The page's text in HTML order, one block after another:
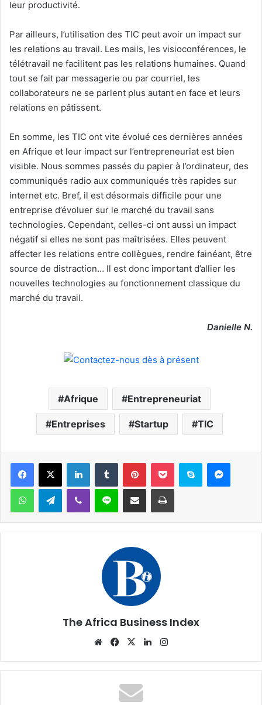
leur productivité.
Par ailleurs, l’utilisation des TIC peut avoir un impact sur
les relations au travail. Les mails, les visioconférences, le
télétravail ne facilitent pas les relations humaines. Quand
tout se fait par messagerie ou par courriel, les
collaborateurs ne se parlent plus autant en face et leurs
relations en pâtissent.
En somme, les TIC ont vite évolué ces dernières années
en Afrique et leur impact sur l’entrepreneuriat est bien
visible. Nous sommes passés du papier à l’ordinateur, des
communiqués radio aux communiqués très rapides sur
internet etc. Bref, il est désormais difficile pour une
entreprise d’évoluer sur le marché du travail sans
technologies. Cependant, celles-ci ont aussi un impact
négatif si elles ne sont pas maîtrisées. Elles peuvent
affecter les relations entre collègues, rendre fainéant, être
source de distraction… Il est donc important d’allier les
nouvelles technologies au fonctionnement classique du
marché du travail.
Danielle N.
Afrique Entrepreneuriat
Entreprises Startup TIC
Facebook
X LinkedinTumblr PinterestPocket Skype
WhatsAppTelegramViber Ligne Partager par email Imprimer
The Africa Business Index
WebsiteFacebook
X Linkedin